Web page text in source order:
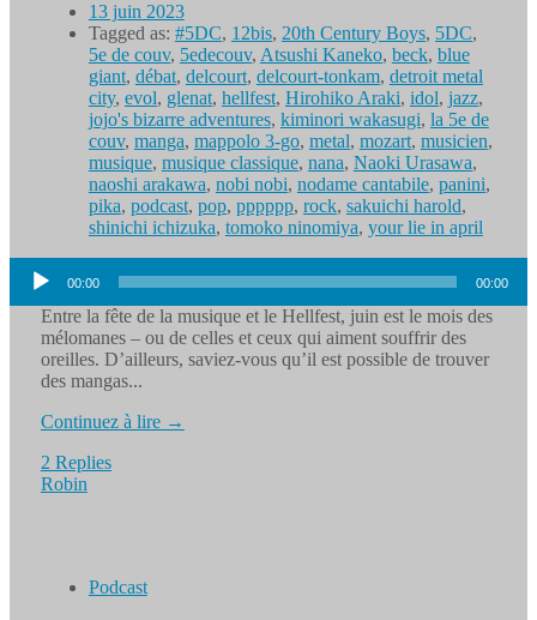
13 juin 2023
Tagged as: #5DC, 12bis, 20th Century Boys, 5DC,
5e de couv, 5edecouv, Atsushi Kaneko, beck, blue
giant, débat, delcourt, delcourt-tonkam, detroit metal
city, evol, glenat, hellfest, Hirohiko Araki, idol, jazz,
jojo's bizarre adventures, kiminori wakasugi, la 5e de
couv, manga, mappolo 3-go, metal, mozart, musicien,
musique, musique classique, nana, Naoki Urasawa,
naoshi arakawa, nobi nobi, nodame cantabile, panini,
pika, podcast, pop, pppppp, rock, sakuichi harold,
shinichi ichizuka, tomoko ninomiya, your lie in april
Lecteur
audio
00:00 00:00
Entre la fête de la musique et le Hellfest, juin est le mois des
mélomanes – ou de celles et ceux qui aiment souffrir des
oreilles. D’ailleurs, saviez-vous qu’il est possible de trouver
des mangas...
Continuez à lire →
2 Replies
Robin
Podcast